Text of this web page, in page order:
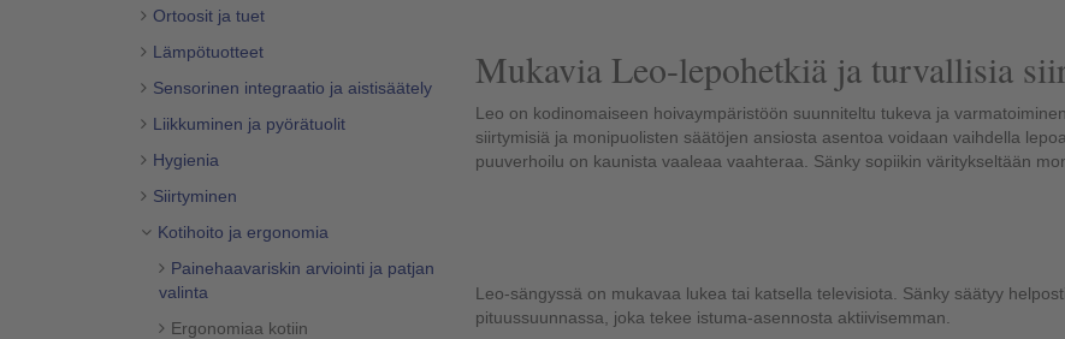
Ortoosit ja tuet
Lämpötuotteet
Sensorinen integraatio ja aistisäätely
Liikkuminen ja pyörätuolit
Hygienia
Siirtyminen
Kotihoito ja ergonomia
Painehaavariskin arviointi ja patjan
valinta
Ergonomiaa kotiin
Mukavia Leo-lepohetkiä ja turvallisia
Leo on kodinomaiseen hoivaympäristöön suunniteltu tukeva ja
siirtymisiä ja monipuolisten säätöjen ansiosta asentoa voidaan vaihdella
puuverhoilu on kaunista vaaleaa vaahteraa. Sänky sopiikin väritykseltään
Leo-sängyssä on mukavaa lukea tai katsella televisiota. Sänky säätyy
pituussuunnassa, joka tekee istuma-asennosta aktiivisemman.